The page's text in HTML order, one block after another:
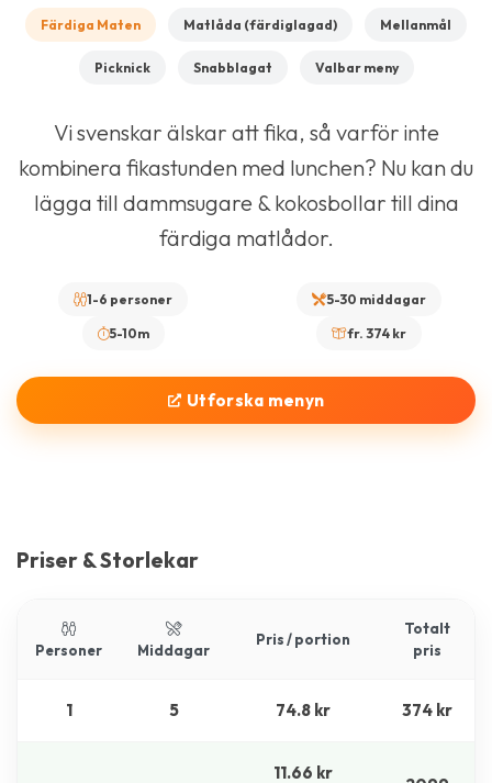
Färdiga Maten Matlåda (färdiglagad) Mellanmål
Picknick Snabblagat Valbar meny
Vi svenskar älskar att fika, så varför inte
kombinera fikastunden med lunchen? Nu kan du
lägga till dammsugare & kokosbollar till dina
färdiga matlådor.
1-6 personer 5-30 middagar
5-10m fr. 374 kr
Utforska menyn
Priser & Storlekar
Personer Middagar
Pris / portion
Totalt
pris
1 5 74.8 kr 374 kr
11.66 kr